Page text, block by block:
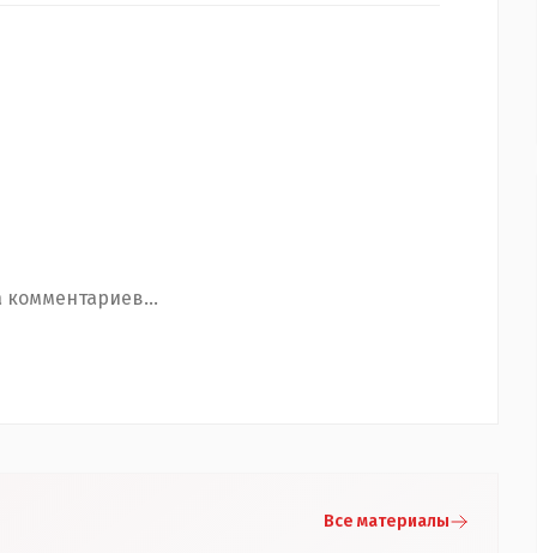
комментариев...
Все материалы